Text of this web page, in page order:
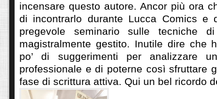
incensare questo autore. Ancor più ora
di incontrarlo durante Lucca Comics e
pregevole seminario sulle tecniche
magistralmente gestito. Inutile dire che
po’ di suggerimenti per analizzare
professionale e di poterne così sfruttare
fase di scrittura attiva. Qui un bel ricordo